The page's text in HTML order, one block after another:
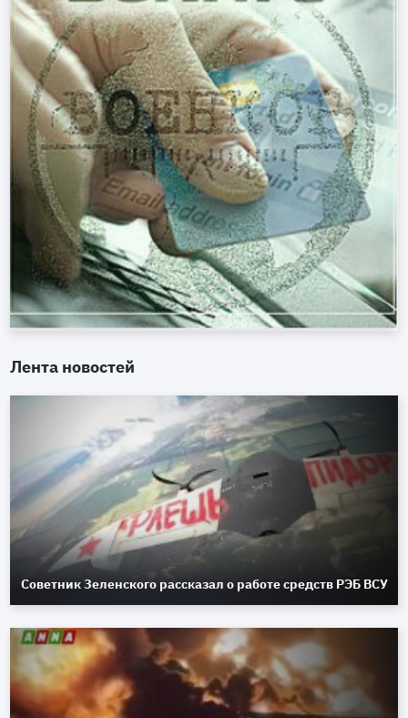
Лента новостей
Советник Зеленского рассказал о работе средств РЭБ ВСУ